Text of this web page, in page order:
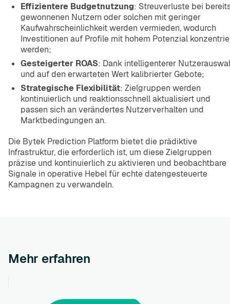
Effizientere Budgetnutzung: Streuverluste bei
gewonnenen Nutzern oder solchen mit geringer
Kaufwahrscheinlichkeit werden vermieden, wodurch
Investitionen auf Profile mit hohem Potenzial
werden;
Gesteigerter ROAS: Dank intelligenterer
und auf den erwarteten Wert kalibrierter Gebote;
Strategische Flexibilität: Zielgruppen werden
kontinuierlich und reaktionsschnell aktualisiert und
passen sich an verändertes Nutzerverhalten und
Marktbedingungen an.
Die Bytek Prediction Platform bietet die prädiktive
Infrastruktur, die erforderlich ist, um diese Zielgruppen
präzise und kontinuierlich zu aktivieren und beobachtbare
Signale in operative Hebel für echte datengesteuerte
Kampagnen zu verwandeln.
Mehr erfahren